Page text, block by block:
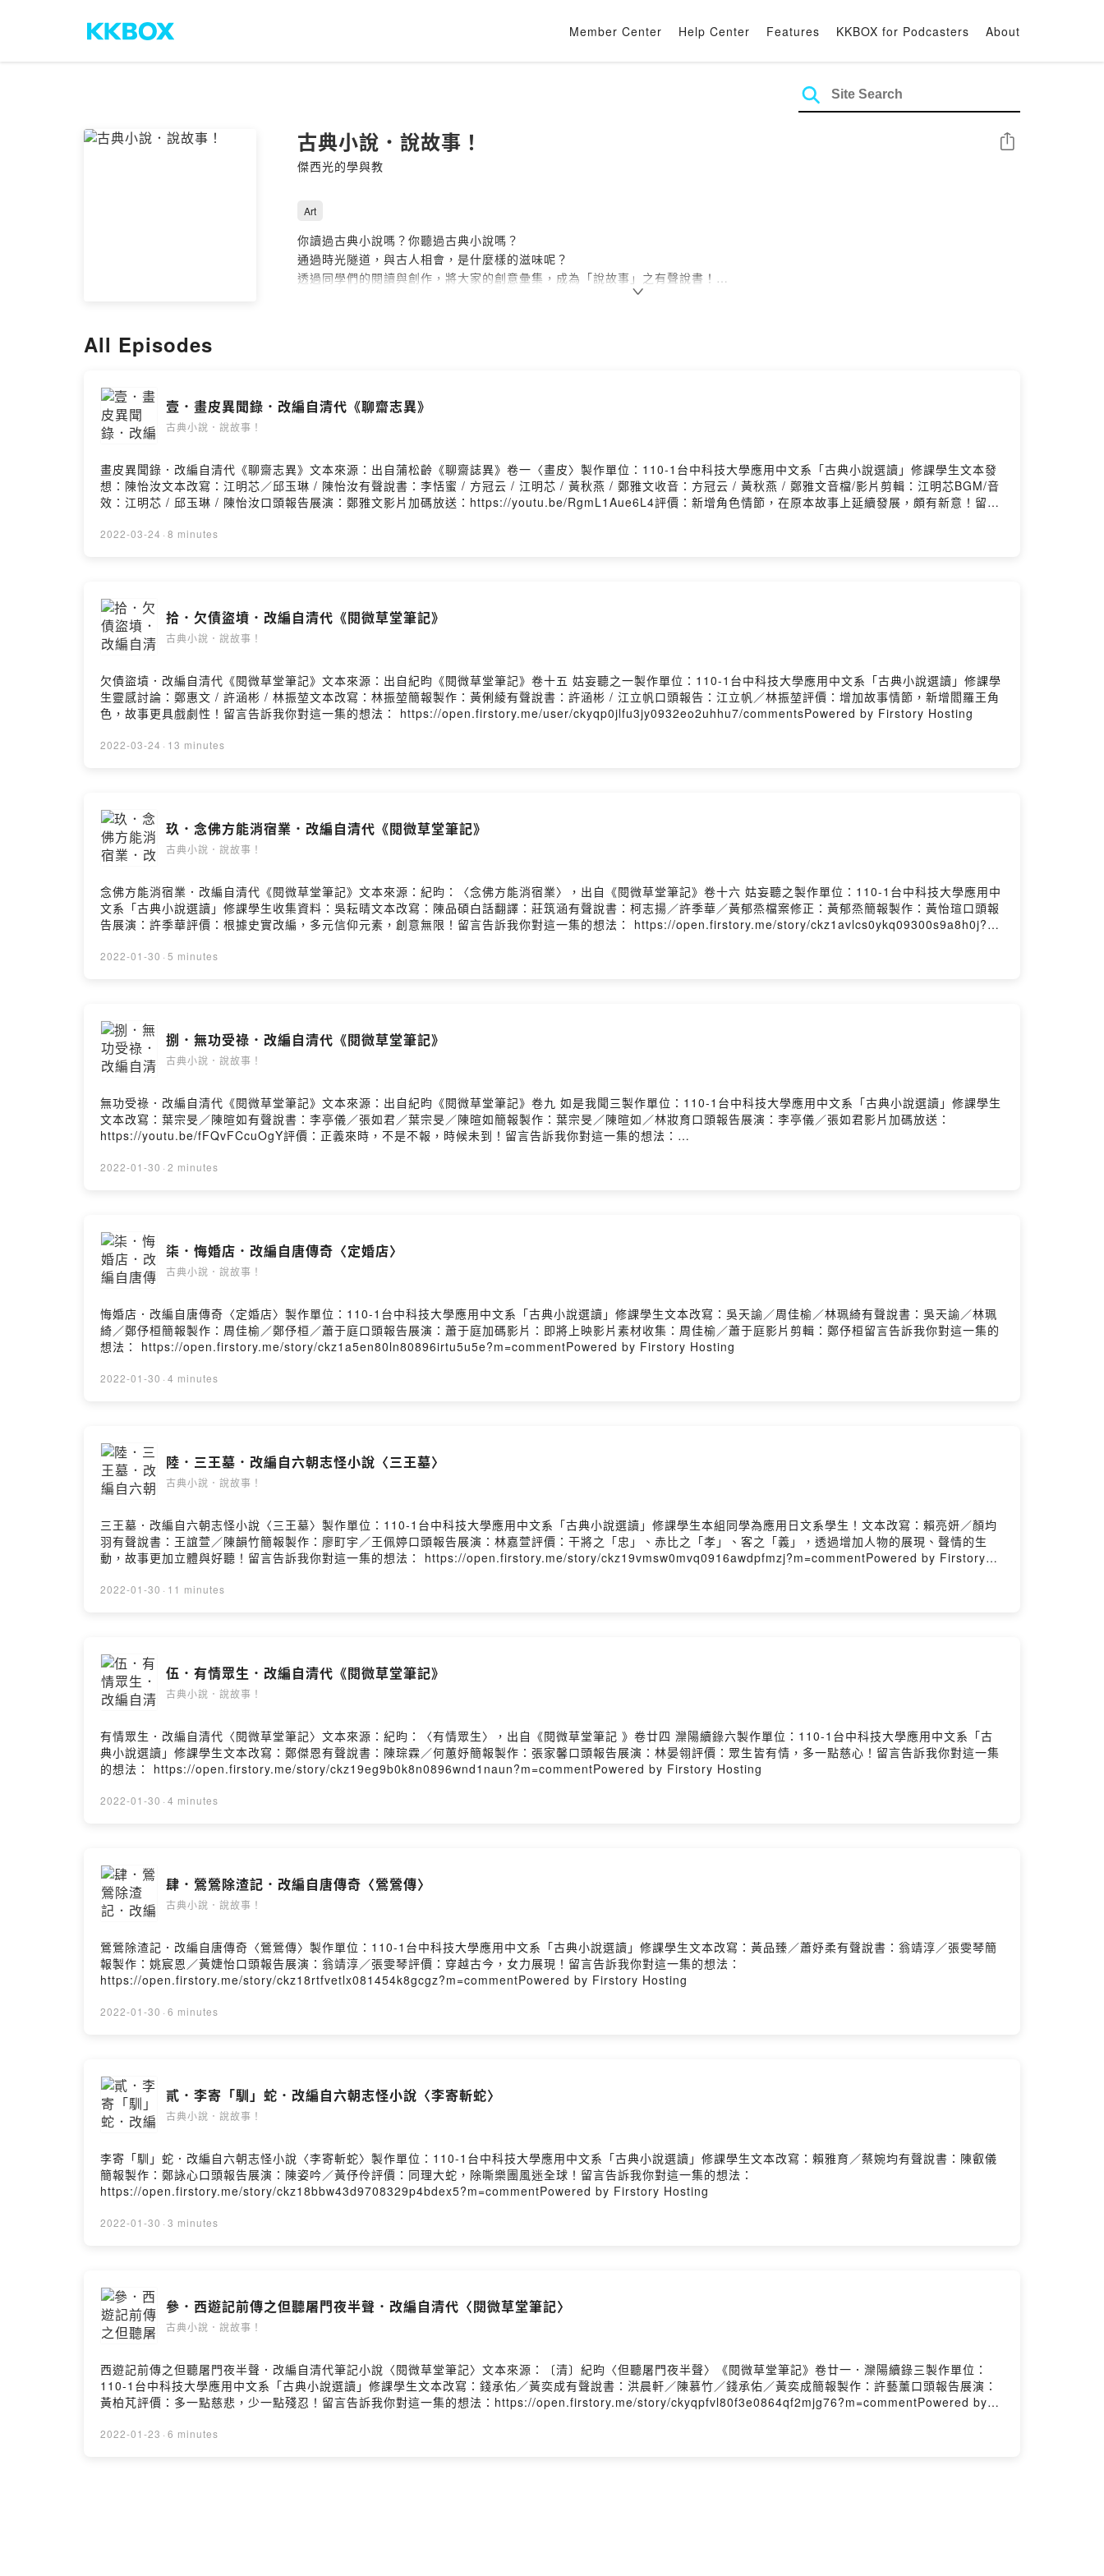
Member Center Help Center Features KKBOX for Podcasters About
古典小說．說故事！
傑西光的學與教
Share
Art
你讀過古典小說嗎？你聽過古典小說嗎？
通過時光隧道，與古人相會，是什麼樣的滋味呢？
透過同學們的閱讀與創作，將大家的創意彙集，成為「說故事」之有聲說書！
All Episodes
壹．畫皮異聞錄．改編自清代《聊齋志異》
古典小說．說故事！
畫皮異聞錄．改編自清代《聊齋志異》文本來源：出自蒲松齡《聊齋誌異》卷一〈畫皮〉製作單位：110-1台中科技大學應用中文系「古典小說選讀」修課學生文本發
想：陳怡汝文本改寫：江明芯／邱玉琳 / 陳怡汝有聲說書：李恬蜜 / 方冠云 / 江明芯 / 黃秋燕 / 鄭雅文收音：方冠云 / 黃秋燕 / 鄭雅文音檔/影片剪輯：江明芯BGM/音
效：江明芯 / 邱玉琳 / 陳怡汝口頭報告展演：鄭雅文影片加碼放送：https://youtu.be/RgmL1Aue6L4評價：新增角色情節，在原本故事上延續發展，頗有新意！留言
2022-03-24 · 8 minutes
拾．欠債盜墳．改編自清代《閱微草堂筆記》
古典小說．說故事！
欠債盜墳．改編自清代《閱微草堂筆記》文本來源：出自紀昀《閱微草堂筆記》卷十五 姑妄聽之一製作單位：110-1台中科技大學應用中文系「古典小說選讀」修課學
生靈感討論：鄭惠文 / 許涵彬 / 林振堃文本改寫：林振堃簡報製作：黃俐綾有聲說書：許涵彬 / 江立帆口頭報告：江立帆／林振堃評價：增加故事情節，新增閻羅王角
色，故事更具戲劇性！留言告訴我你對這一集的想法： https://open.firstory.me/user/ckyqp0jlfu3jy0932eo2uhhu7/commentsPowered by Firstory Hosting
2022-03-24 · 13 minutes
玖．念佛方能消宿業．改編自清代《閱微草堂筆記》
古典小說．說故事！
念佛方能消宿業．改編自清代《閱微草堂筆記》文本來源：紀昀：〈念佛方能消宿業〉，出自《閱微草堂筆記》卷十六 姑妄聽之製作單位：110-1台中科技大學應用中
文系「古典小說選讀」修課學生收集資料：吳耘晴文本改寫：陳品碩白話翻譯：莊筑涵有聲說書：柯志揚／許季華／黃郁烝檔案修正：黃郁烝簡報製作：黃怡瑄口頭報
告展演：許季華評價：根據史實改編，多元信仰元素，創意無限！留言告訴我你對這一集的想法： https://open.firstory.me/story/ckz1avlcs0ykq09300s9a8h0j?
2022-01-30 · 5 minutes
捌．無功受祿．改編自清代《閱微草堂筆記》
古典小說．說故事！
無功受祿．改編自清代《閱微草堂筆記》文本來源：出自紀昀《閱微草堂筆記》卷九 如是我聞三製作單位：110-1台中科技大學應用中文系「古典小說選讀」修課學生
文本改寫：葉宗旻／陳暄如有聲說書：李亭儀／張如君／葉宗旻／陳暄如簡報製作：葉宗旻／陳暄如／林妝育口頭報告展演：李亭儀／張如君影片加碼放送：
https://youtu.be/fFQvFCcuOgY評價：正義來時，不是不報，時候未到！留言告訴我你對這一集的想法：
2022-01-30 · 2 minutes
柒．悔婚店．改編自唐傳奇〈定婚店〉
古典小說．說故事！
悔婚店．改編自唐傳奇〈定婚店〉製作單位：110-1台中科技大學應用中文系「古典小說選讀」修課學生文本改寫：吳天諭／周佳榆／林珮綺有聲說書：吳天諭／林珮
綺／鄭伃桓簡報製作：周佳榆／鄭伃桓／蕭于庭口頭報告展演：蕭于庭加碼影片：即將上映影片素材收集：周佳榆／蕭于庭影片剪輯：鄭伃桓留言告訴我你對這一集的
想法： https://open.firstory.me/story/ckz1a5en80ln80896irtu5u5e?m=commentPowered by Firstory Hosting
2022-01-30 · 4 minutes
陸．三王墓．改編自六朝志怪小說〈三王墓〉
古典小說．說故事！
三王墓．改編自六朝志怪小說〈三王墓〉製作單位：110-1台中科技大學應用中文系「古典小說選讀」修課學生本組同學為應用日文系學生！文本改寫：賴亮妍／顏均
羽有聲說書：王誼萱／陳韻竹簡報製作：廖町宇／王佩婷口頭報告展演：林嘉萱評價：干將之「忠」、赤比之「孝」、客之「義」，透過增加人物的展現、聲情的生
動，故事更加立體與好聽！留言告訴我你對這一集的想法： https://open.firstory.me/story/ckz19vmsw0mvq0916awdpfmzj?m=commentPowered by Firstory
2022-01-30 · 11 minutes
伍．有情眾生．改編自清代《閱微草堂筆記》
古典小說．說故事！
有情眾生．改編自清代〈閱微草堂筆記〉文本來源：紀昀：〈有情眾生〉，出自《閱微草堂筆記 》卷廿四 灤陽續錄六製作單位：110-1台中科技大學應用中文系「古
典小說選讀」修課學生文本改寫：鄭傑恩有聲說書：陳琮霖／何蕙妤簡報製作：張家馨口頭報告展演：林晏翎評價：眾生皆有情，多一點慈心！留言告訴我你對這一集
的想法： https://open.firstory.me/story/ckz19eg9b0k8n0896wnd1naun?m=commentPowered by Firstory Hosting
2022-01-30 · 4 minutes
肆．鶯鶯除渣記．改編自唐傳奇〈鶯鶯傳〉
古典小說．說故事！
鶯鶯除渣記．改編自唐傳奇〈鶯鶯傳〉製作單位：110-1台中科技大學應用中文系「古典小說選讀」修課學生文本改寫：黃品臻／蕭妤柔有聲說書：翁靖淳／張雯琴簡
報製作：姚宸恩／黃婕怡口頭報告展演：翁靖淳／張雯琴評價：穿越古今，女力展現！留言告訴我你對這一集的想法：
https://open.firstory.me/story/ckz18rtfvetlx081454k8gcgz?m=commentPowered by Firstory Hosting
2022-01-30 · 6 minutes
貳．李寄「馴」蛇．改編自六朝志怪小說〈李寄斬蛇〉
古典小說．說故事！
李寄「馴」蛇．改編自六朝志怪小說〈李寄斬蛇〉製作單位：110-1台中科技大學應用中文系「古典小說選讀」修課學生文本改寫：賴雅育／蔡婉均有聲說書：陳叡儀
簡報製作：鄭詠心口頭報告展演：陳姿吟／黃伃伶評價：同理大蛇，除嘶樂團風迷全球！留言告訴我你對這一集的想法：
https://open.firstory.me/story/ckz18bbw43d9708329p4bdex5?m=commentPowered by Firstory Hosting
2022-01-30 · 3 minutes
參．西遊記前傳之但聽屠門夜半聲．改編自清代〈閱微草堂筆記〉
古典小說．說故事！
西遊記前傳之但聽屠門夜半聲．改編自清代筆記小說〈閱微草堂筆記〉文本來源：〔清〕紀昀〈但聽屠門夜半聲〉《閱微草堂筆記》卷廿一．灤陽續錄三製作單位：
110-1台中科技大學應用中文系「古典小說選讀」修課學生文本改寫：錢承佑／黃奕成有聲說書：洪晨軒／陳慕竹／錢承佑／黃奕成簡報製作：許藝薰口頭報告展演：
黃柏芃評價：多一點慈悲，少一點殘忍！留言告訴我你對這一集的想法：https://open.firstory.me/story/ckyqpfvl80f3e0864qf2mjg76?m=commentPowered by
2022-01-23 · 6 minutes